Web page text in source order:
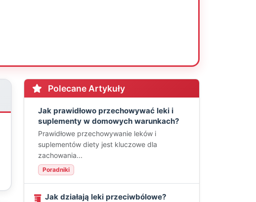
Polecane Artykuły
Jak prawidłowo przechowywać leki i
suplementy w domowych warunkach?
Prawidłowe przechowywanie leków i
suplementów diety jest kluczowe dla
zachowania...
Poradniki
Jak działają leki przeciwbólowe?